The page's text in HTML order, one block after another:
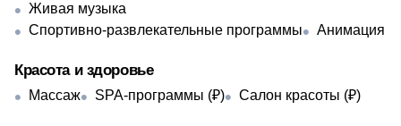
Живая музыка
Спортивно-развлекательные программы
Анимация
Красота и здоровье
Массаж SPA-программы (₽) Салон красоты (₽)